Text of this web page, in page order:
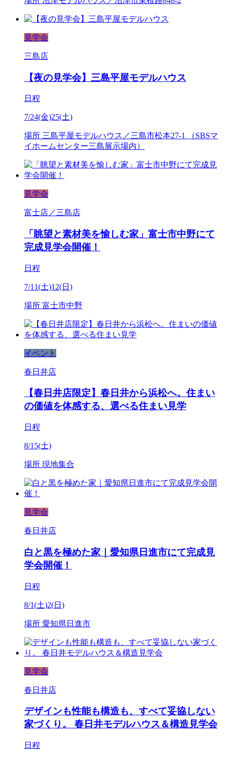
見学会
三島店
【夜の見学会】三島平屋モデルハウス
日程
7/24(金)25(土)
場所 三島平屋モデルハウス／三島市松本27-1 （SBSマ
イホームセンター三島展示場内）
見学会
富士店／三島店
「眺望と素材美を愉しむ家」富士市中野にて
完成見学会開催！
日程
7/11(土)12(日)
場所 富士市中野
イベント
春日井店
【春日井店限定】春日井から浜松へ。住まい
の価値を体感する、選べる住まい見学
日程
8/15(土)
場所 現地集合
見学会
春日井店
白と黒を極めた家｜愛知県日進市にて完成見
学会開催！
日程
8/1(土)2(日)
場所 愛知県日進市
見学会
春日井店
デザインも性能も構造も、すべて妥協しない
家づくり。 春日井モデルハウス＆構造見学会
日程